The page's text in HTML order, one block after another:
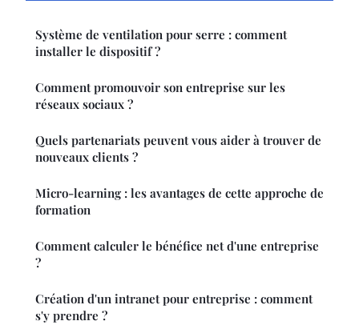
Système de ventilation pour serre : comment
installer le dispositif ?
Comment promouvoir son entreprise sur les
réseaux sociaux ?
Quels partenariats peuvent vous aider à trouver de
nouveaux clients ?
Micro-learning : les avantages de cette approche de
formation
Comment calculer le bénéfice net d'une entreprise
?
Création d'un intranet pour entreprise : comment
s'y prendre ?